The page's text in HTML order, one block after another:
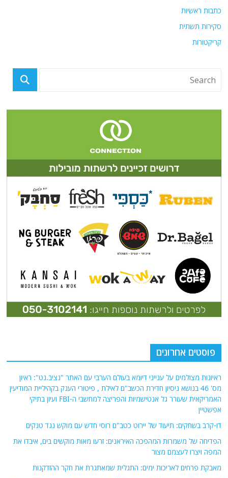
כתבות ראשיות
סקירות תשתית
קריקטורות
פוסטים אחרונים
ראיונות מצולמים על ענייני דיומא בעולם הערבי עם האתר "נציב.נט": ראיון
מס' 46 בנושא ניסיון חדירת הכשב"ם לאילת , פיטורי הענק בקהיליית המודיעין
האמריקאית שעורר גל אנטישמיות והפריצה למחשבי ה-FBI ועיון בתיקי
אפשטיין
דו-קרב בשחקים: תיעוד של יירוט כטב"ם רוסי חדש עם מוקש נגד טנקים
הפדיחה של משמרות המהפכה האיראנים: זרעו מאות מוקשים בים, איבדו את
המפה ויצרו לעצמם מצור
מאבקת פרחים לאריכות ימים: התגלית שמאתגרת את חקר ההזדקנות